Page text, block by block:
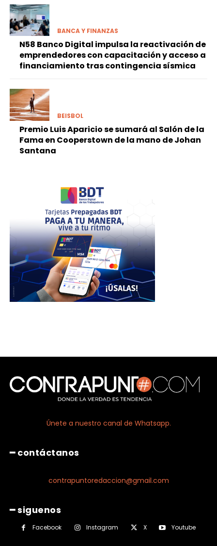
BANCA Y FINANZAS
N58 Banco Digital impulsa la reactivación de
emprendedores con capacitación y acceso a
financiamiento tras contingencia sísmica
BEISBOL
Premio Luis Aparicio se sumará al Salón de la
Fama en Cooperstown de la mano de Johan
Santana
Únete a nuestro canal de Whatsapp.
━ contáctanos
contrapuntoredaccion@gmail.com
━ siguenos
Facebook Instagram X Youtube